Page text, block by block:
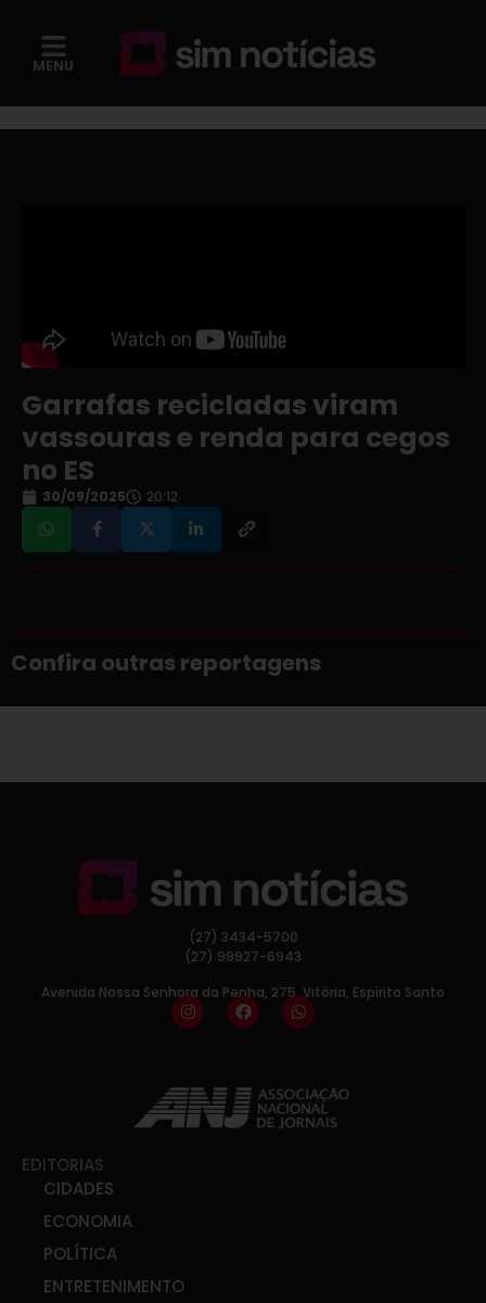
MENU
Garrafas recicladas viram
vassouras e renda para cegos
no ES
30/09/2025 20:12
Confira outras reportagens
(27) 3434-5700
(27) 99927-6943
Avenida Nossa Senhora da Penha, 275, Vitória, Espírito Santo
EDITORIAS
CIDADES
ECONOMIA
POLÍTICA
ENTRETENIMENTO